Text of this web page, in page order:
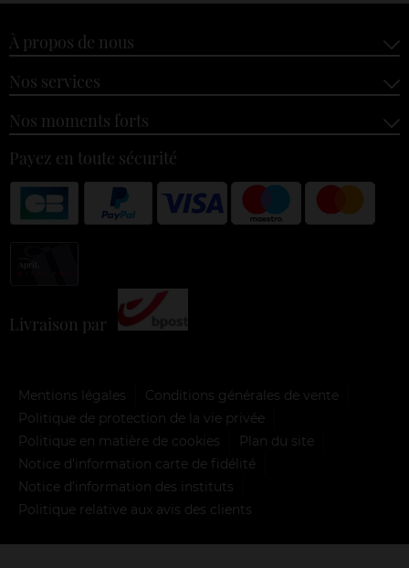
À propos de nous
Nos services
Nos moments forts
Payez en toute sécurité
Livraison par
Mentions légales
Conditions générales de vente
Politique de protection de la vie privée
Politique en matière de cookies
Plan du site
Notice d'information carte de fidélité
Notice d’information des instituts
Politique relative aux avis des clients